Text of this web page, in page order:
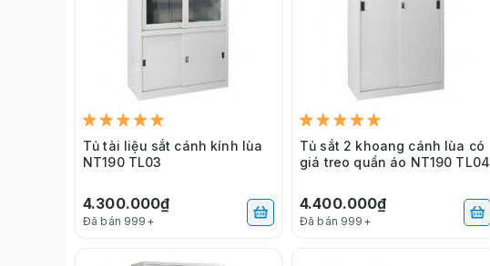
Tủ tài liệu sắt cánh kính lùa
NT190 TL03
4.300.000₫
Đã bán 999+
Tủ sắt 2 khoang cánh lùa có
giá treo quần áo NT190 TL04
4.400.000₫
Đã bán 999+